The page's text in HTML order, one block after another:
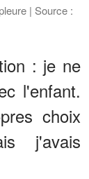
| Source :
: je ne
l'enfant.
choix
j'avais